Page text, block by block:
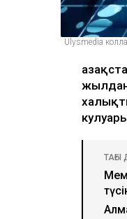
Ulysmedia
жылдан